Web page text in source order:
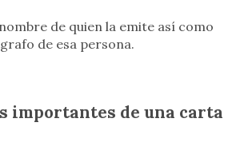
de quien la emite así como
de esa persona.
importantes de una carta